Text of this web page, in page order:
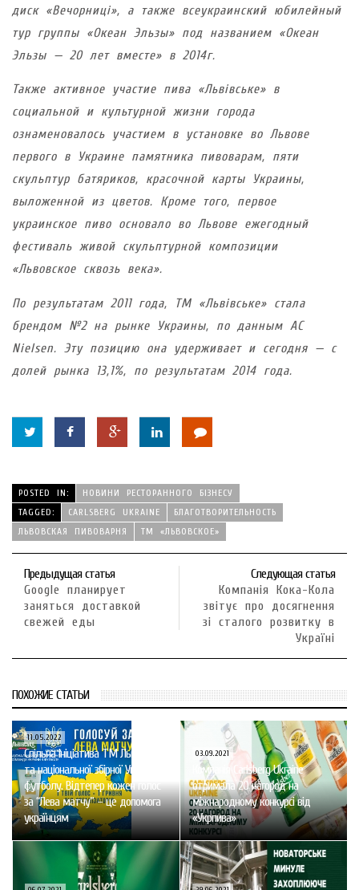
диск «Вечорниці», а также всеукраинский юбилейный
тур группы «Океан Эльзы» под названием «Океан
Эльзы — 20 лет вместе» в 2014г.
Также активное участие пива «Львівське» в
социальной и культурной жизни города
ознаменовалось участием в установке во Львове
первого в Украине памятника пивоварам, пяти
скульптур батяриков, красочной карты Украины,
выложенной из цветов. Кроме того, первое
украинское пиво основало во Львове ежегодный
фестиваль живой скульптурной композиции
«Львовское сквозь века».
По результатам 2011 года, ТМ «Львівське» стала
брендом №2 на рынке Украины, по данным AC
Nielsen. Эту позицию она удерживает и сегодня — с
долей рынка 13,1%, по результатам 2014 года.
POSTED IN:
НОВИНИ РЕСТОРАННОГО БІЗНЕСУ
TAGGED:
CARLSBERG UKRAINE
БЛАГОТВОРИТЕЛЬНОСТЬ
ЛЬВОВСКАЯ ПИВОВАРНЯ
ТМ «ЛЬВОВСКОЕ»
Предыдущая статья
Google планирует
заняться доставкой
свежей еды
Следующая статья
Компанія Кока-Кола
звітує про досягнення
зі сталого розвитку в
Україні
ПОХОЖИЕ СТАТЬИ
11.05.2022
Спільна ініціатива ТМ Львівське
та національної збірної України з
футболу. Відтепер кожен голос
за “Лева матчу” – це допомога
українцям
03.09.2021
Компанія Carlsberg Ukraine
отримала 20 нагород на
міжнародному конкурсі від
«Укрпива»